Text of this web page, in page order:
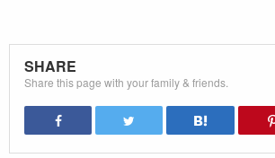
SHARE
Share this page with your family & friends.